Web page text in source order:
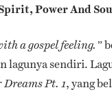
Power And
a gospel feeling.”
lagunya sendiri.
Dreams Pt. 1, yang